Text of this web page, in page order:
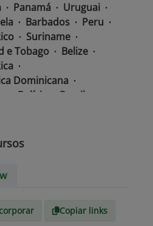
Panamá
Uruguai
Barbados
Peru
Suriname
e Tobago
Belize
Dominicana
Bolívia
Brasil
Copiar links